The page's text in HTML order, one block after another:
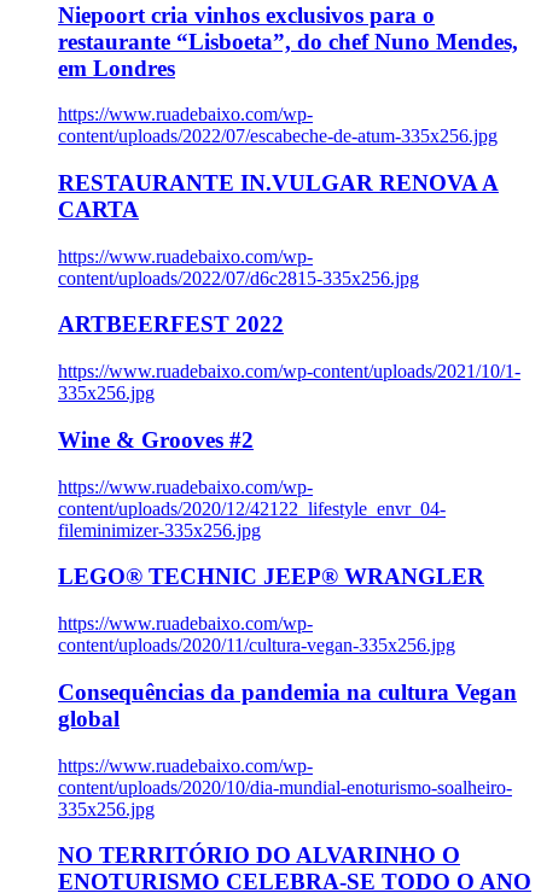
Niepoort cria vinhos exclusivos para o
restaurante “Lisboeta”, do chef Nuno Mendes,
em Londres
https://www.ruadebaixo.com/wp-
content/uploads/2022/07/escabeche-de-atum-335x256.jpg
RESTAURANTE IN.VULGAR RENOVA A
CARTA
https://www.ruadebaixo.com/wp-
content/uploads/2022/07/d6c2815-335x256.jpg
ARTBEERFEST 2022
https://www.ruadebaixo.com/wp-content/uploads/2021/10/1-
335x256.jpg
Wine & Grooves #2
https://www.ruadebaixo.com/wp-
content/uploads/2020/12/42122_lifestyle_envr_04-
fileminimizer-335x256.jpg
LEGO® TECHNIC JEEP® WRANGLER
https://www.ruadebaixo.com/wp-
content/uploads/2020/11/cultura-vegan-335x256.jpg
Consequências da pandemia na cultura Vegan
global
https://www.ruadebaixo.com/wp-
content/uploads/2020/10/dia-mundial-enoturismo-soalheiro-
335x256.jpg
NO TERRITÓRIO DO ALVARINHO O
ENOTURISMO CELEBRA-SE TODO O ANO